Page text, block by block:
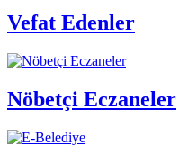
Vefat Edenler
Nöbetçi Eczaneler